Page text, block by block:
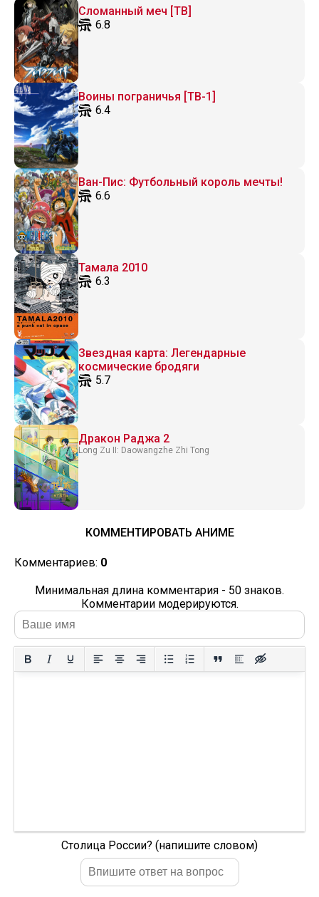
Сломанный меч [ТВ]
6.8
Воины пограничья [ТВ-1]
6.4
Ван-Пис: Футбольный король мечты!
6.6
Тамала 2010
6.3
Звездная карта: Легендарные
космические бродяги
5.7
Дракон Раджа 2
Long Zu II: Daowangzhe Zhi Tong
КОММЕНТИРОВАТЬ АНИМЕ
Комментариев: 0
Минимальная длина комментария - 50 знаков.
Комментарии модерируются.
Столица России? (напишите словом)